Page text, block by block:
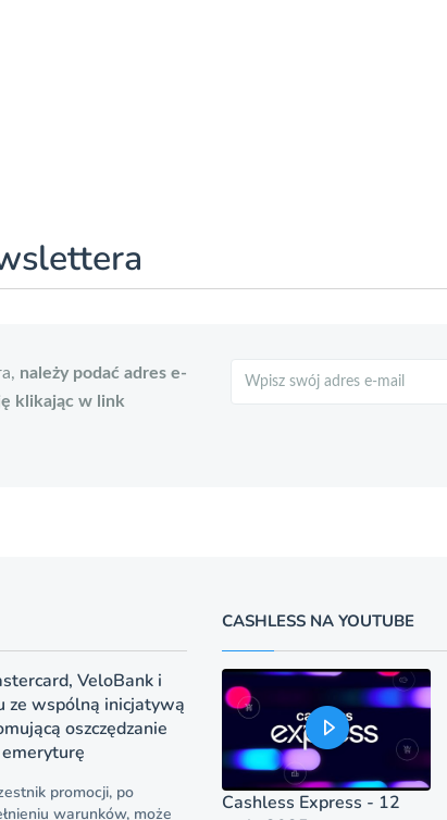
należy podać adres e-
klikając w link
VeloBank i
ze wspólną inicjatywą
oszczędzanie
promocji, po
warunków, może
CASHLESS NA YOUTUBE
Cashless Express - 12